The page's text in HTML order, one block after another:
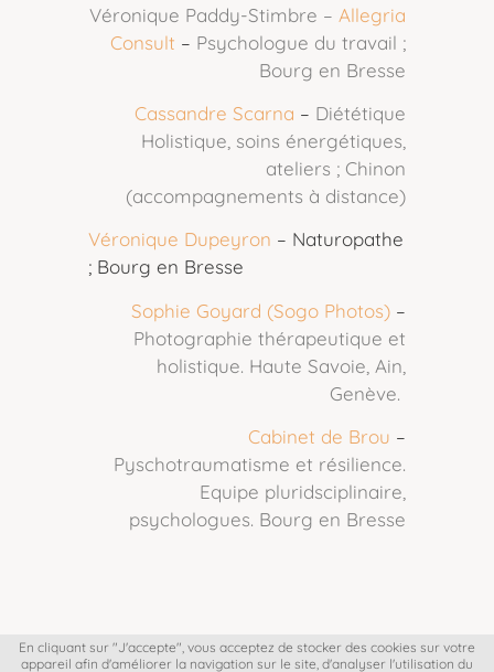
Véronique Paddy-Stimbre – Allegria
Consult – Psychologue du travail ;
Bourg en Bresse
Cassandre Scarna – Diététique
Holistique, soins énergétiques,
ateliers ; Chinon
(accompagnements à distance)
Véronique Dupeyron – Naturopathe
; Bourg en Bresse
Sophie Goyard (Sogo Photos) –
Photographie thérapeutique et
holistique. Haute Savoie, Ain,
Genève.
Cabinet de Brou –
Pyschotraumatisme et résilience.
Equipe pluridsciplinaire,
psychologues. Bourg en Bresse
©2022 La toile d’Artémis | Tous droits réservés |
En cliquant sur "J'accepte", vous acceptez de stocker des cookies sur votre
appareil afin d'améliorer la navigation sur le site, d'analyser l'utilisation du